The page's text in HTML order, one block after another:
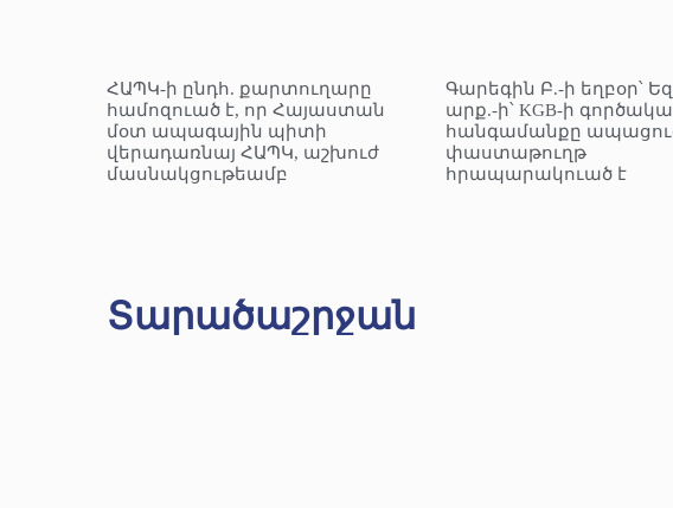
ՀԱՊԿ-ի ընդհ. քարտուղարը
համոզուած է, որ Հայաստան
մօտ ապագային պիտի
վերադառնայ ՀԱՊԿ, աշխուժ
մասնակցութեամբ
Գարեգին Բ.-ի եղբօր՝
արք.-ի՝ KGB-ի
հանգամանքը
փաստաթուղթ
հրապարակուած է
Տարածաշրջան